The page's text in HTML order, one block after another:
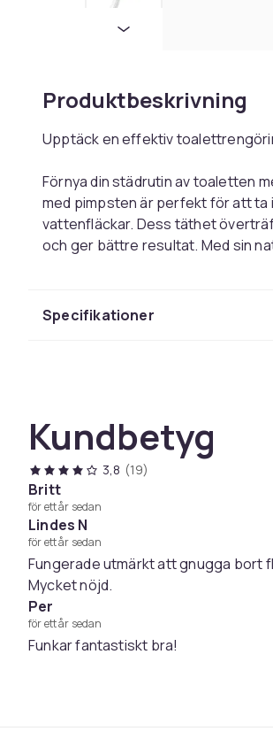
Produktbeskrivning
Upptäck en effektiv
Förnya din städrutin av toaletten
med pimpsten är perfekt för att ta
vattenfläckar. Dess täthet
och ger bättre resultat. Med sin
Den här toalettborsten är inte
kakel, kakelfogar, poolen, badkar
Naturlig pimpsten för effektiv
Lämplig för användning på olika
Material: pimpsten, ABS-plast
Storlek sten: 13.5 x 3.7 cm
Storlek handtag: 10 cm
Giftfri, luktfri och BPA-fri
Antal: 2-pack
Vikt, gram
Artikel.nr.
Specifikationer
Kundbetyg
3,8 (19)
Britt
för ett år sedan
Lindes N
för ett år sedan
Fungerade utmärkt att gnugga bort
Mycket nöjd.
Per
för ett år sedan
Funkar fantastiskt bra!